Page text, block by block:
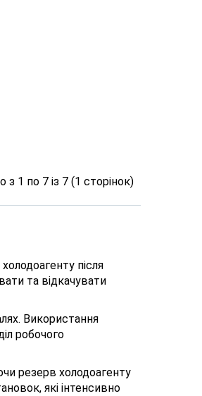
з 1 по 7 із 7 (1 сторінок)
після
та відкачувати
Використання
робочого
резерв холодоагенту
які інтенсивно